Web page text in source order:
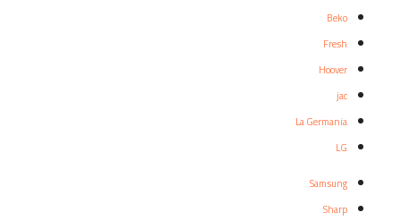
Beko
Fresh
Hoover
jac
La Germania
LG
Samsung
Sharp